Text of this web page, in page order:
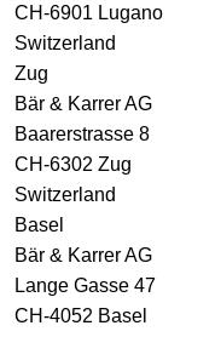
CH-6901 Lugano
Switzerland
Zug
Bär & Karrer AG
Baarerstrasse 8
CH-6302 Zug
Switzerland
Basel
Bär & Karrer AG
Lange Gasse 47
CH-4052 Basel